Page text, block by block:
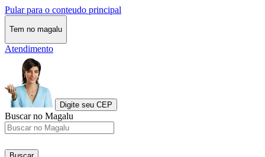
Pular para o conteudo principal
Tem no magalu
Atendimento
Digite seu CEP
Buscar no Magalu